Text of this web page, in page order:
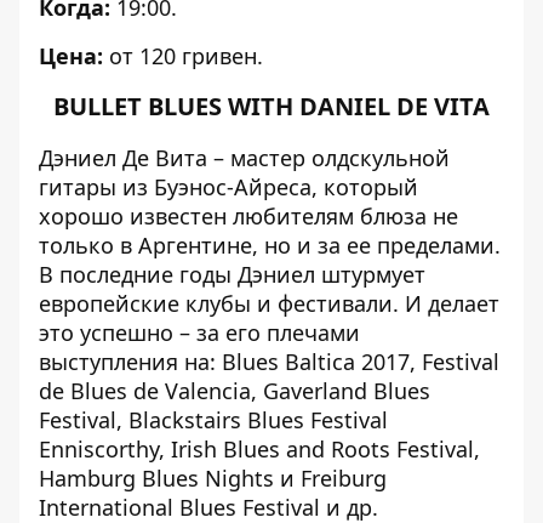
Когда: 19:00.
Цена: от 120 гривен.
BULLET BLUES WITH DANIEL DE VITA
Дэниел Де Вита – мастер олдскульной
гитары из Буэнос-Айреса, который
хорошо известен любителям блюза не
только в Аргентине, но и за ее пределами.
В последние годы Дэниел штурмует
европейские клубы и фестивали. И делает
это успешно – за его плечами
выступления на: Blues Baltica 2017, Festival
de Blues de Valencia, Gaverland Blues
Festival, Blackstairs Blues Festival
Enniscorthy, Irish Blues and Roots Festival,
Hamburg Blues Nights и Freiburg
International Blues Festival и др.